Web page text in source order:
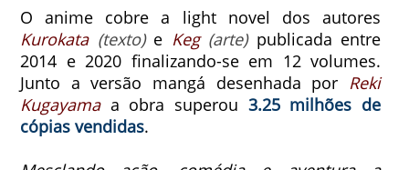
O anime cobre a light novel dos autores
Kurokata (texto)e Keg (arte)publicada entre
2014 e 2020 finalizando-se em 12 volumes.
Junto a versão mangá desenhada por Reki
Kugayamaa obra superou 3.25 milhões de
cópias vendidas.